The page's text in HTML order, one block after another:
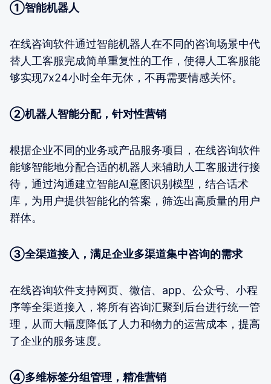
①智能机器人
在线咨询软件通过智能机器人在不同的咨询场景中代
替人工客服完成简单重复性的工作，使得人工客服能
够实现7x24小时全年无休，不再需要情感关怀。
②机器人智能分配，针对性营销
根据企业不同的业务或产品服务项目，在线咨询软件
能够智能地分配合适的机器人来辅助人工客服进行接
待，通过沟通建立智能AI意图识别模型，结合话术
库，为用户提供智能化的答案，筛选出高质量的用户
群体。
③全渠道接入，满足企业多渠道集中咨询的需求
在线咨询软件支持网页、微信、app、公众号、小程
序等全渠道接入，将所有咨询汇聚到后台进行统一管
理，从而大幅度降低了人力和物力的运营成本，提高
了企业的服务速度。
④多维标签分组管理，精准营销